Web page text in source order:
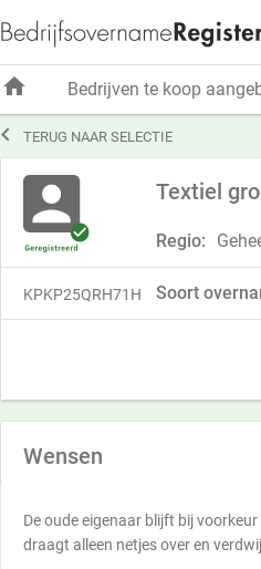
 TERUG NAAR SELECTIE
Textiel
Regio:
KPKP25QRH71H Soort
Wensen
De oude eigenaar blijft bij
draagt alleen netjes over en
home Bedrijven te koop